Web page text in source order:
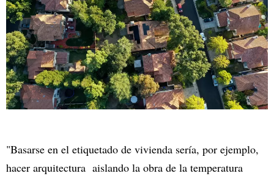
"Basarse en el etiquetado de vivienda sería, por ejemplo,
hacer arquitectura aislando la obra de la temperatura